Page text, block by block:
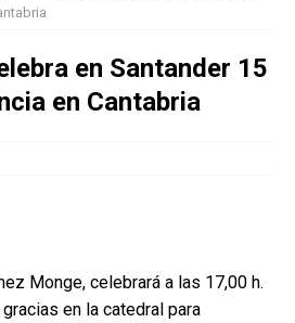
en Santander 15
en Cantabria
Monge, celebrará a las 17,00 h.
en la catedral para